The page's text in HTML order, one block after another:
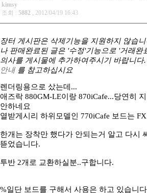
kimsy
조회 : 5882 , 2012/04/19 16:43
장터 게시판은 삭제기능을 지원하지 않습
나 판매완료된 글은 '수정'기능으로 '거래완
의사를 게시물에 추가하여주시기 바랍니다
안내 를 참고하십시요
렌더링용으로 샀는데...
애즈락 880GM-LE이랑 870iCafe...당연히
안하네요
열받게시리 하위모델인 770iCafe 보드는
한개는 장착만 했다가 안되는거 알고 다시
뜯었습니다.
투반 2개로 교환하실분..구합니다.
%일단 보드를 구해서 사용은 하고 있습니